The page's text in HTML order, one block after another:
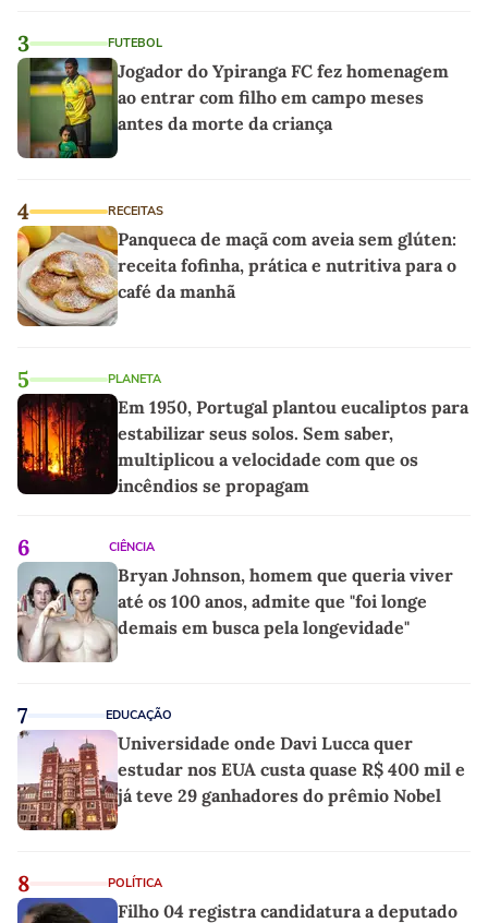
3 FUTEBOL
Jogador do Ypiranga FC fez homenagem
ao entrar com filho em campo meses
antes da morte da criança
4 RECEITAS
Panqueca de maçã com aveia sem glúten:
receita fofinha, prática e nutritiva para o
café da manhã
5 PLANETA
Em 1950, Portugal plantou eucaliptos para
estabilizar seus solos. Sem saber,
multiplicou a velocidade com que os
incêndios se propagam
6 CIÊNCIA
Bryan Johnson, homem que queria viver
até os 100 anos, admite que "foi longe
demais em busca pela longevidade"
7 EDUCAÇÃO
Universidade onde Davi Lucca quer
estudar nos EUA custa quase R$ 400 mil e
já teve 29 ganhadores do prêmio Nobel
8 POLÍTICA
Filho 04 registra candidatura a deputado